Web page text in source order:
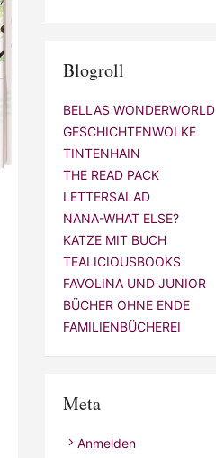
Blogroll
BELLAS WONDERWORLD
GESCHICHTENWOLKE
TINTENHAIN
THE READ PACK
LETTERSALAD
NANA-WHAT ELSE?
KATZE MIT BUCH
TEALICIOUSBOOKS
FAVOLINA UND JUNIOR
BÜCHER OHNE ENDE
FAMILIENBÜCHEREI
Meta
Anmelden